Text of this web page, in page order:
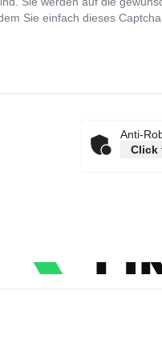
Sie einfach dieses Captcha
Anti-
Click